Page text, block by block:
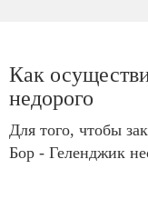
Как
недорого
Для того, чтобы
Бор - Геленджик